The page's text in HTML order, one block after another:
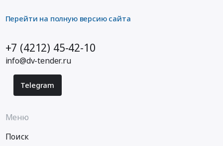
Перейти на полную версию сайта
+7 (4212) 45-42-10
info@dv-tender.ru
Telegram
Меню
Поиск